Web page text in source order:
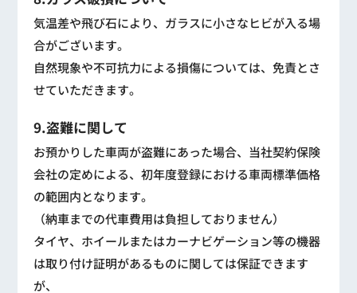
気温差や飛び石により、ガラスに小さなヒビが入る場
合がございます。
自然現象や不可抗力による損傷については、免責とさ
せていただきます。
9.盗難に関して
お預かりした車両が盗難にあった場合、当社契約保険
会社の定めによる、初年度登録における車両標準価格
の範囲内となります。
（納車までの代車費用は負担しておりません）
タイヤ、ホイールまたはカーナビゲーション等の機器
は取り付け証明があるものに関しては保証できます
が、